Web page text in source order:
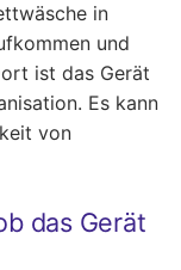
in
und
ist das Gerät
Es kann
von
das Gerät